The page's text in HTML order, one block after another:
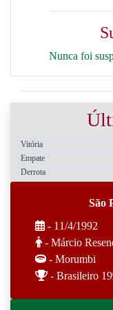
Nunca foi
Vitória
Empate
Derrota
São
- 11/4/1992
- Márcio
- Morumbi
- Brasileiro